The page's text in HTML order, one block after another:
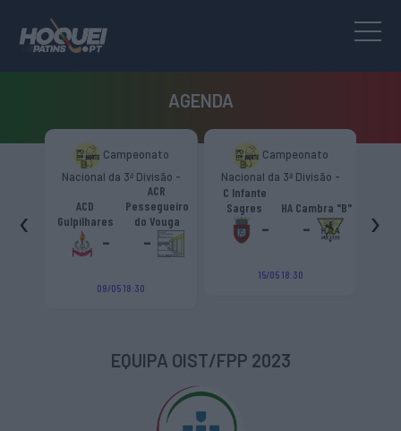
AGENDA
"B"
Campeonato
Nacional da 3ª Divisão -
Zona Norte “B”
ACD
Gulpilhares
-
ACR
Pessegueiro
do Vouga
-
09/05 18:30
Campeonato
Nacional da 3ª Divisão -
Zona Norte “B”
C Infante
Sagres
-
HA Cambra "B"
-
15/05 18:30
‹ ›
EQUIPA OIST/FPP 2023